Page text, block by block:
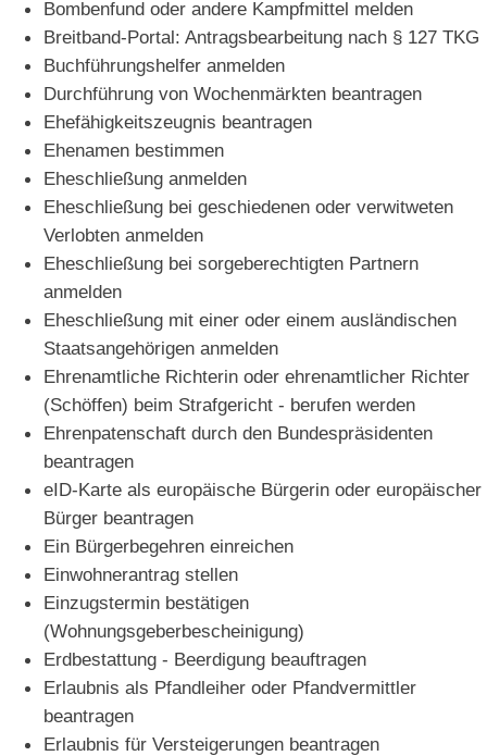
Bombenfund oder andere Kampfmittel melden
Breitband-Portal: Antragsbearbeitung nach § 127 TKG
Buchführungshelfer anmelden
Durchführung von Wochenmärkten beantragen
Ehefähigkeitszeugnis beantragen
Ehenamen bestimmen
Eheschließung anmelden
Eheschließung bei geschiedenen oder verwitweten
Verlobten anmelden
Eheschließung bei sorgeberechtigten Partnern
anmelden
Eheschließung mit einer oder einem ausländischen
Staatsangehörigen anmelden
Ehrenamtliche Richterin oder ehrenamtlicher Richter
(Schöffen) beim Strafgericht - berufen werden
Ehrenpatenschaft durch den Bundespräsidenten
beantragen
eID-Karte als europäische Bürgerin oder europäischer
Bürger beantragen
Ein Bürgerbegehren einreichen
Einwohnerantrag stellen
Einzugstermin bestätigen
(Wohnungsgeberbescheinigung)
Erdbestattung - Beerdigung beauftragen
Erlaubnis als Pfandleiher oder Pfandvermittler
beantragen
Erlaubnis für Versteigerungen beantragen